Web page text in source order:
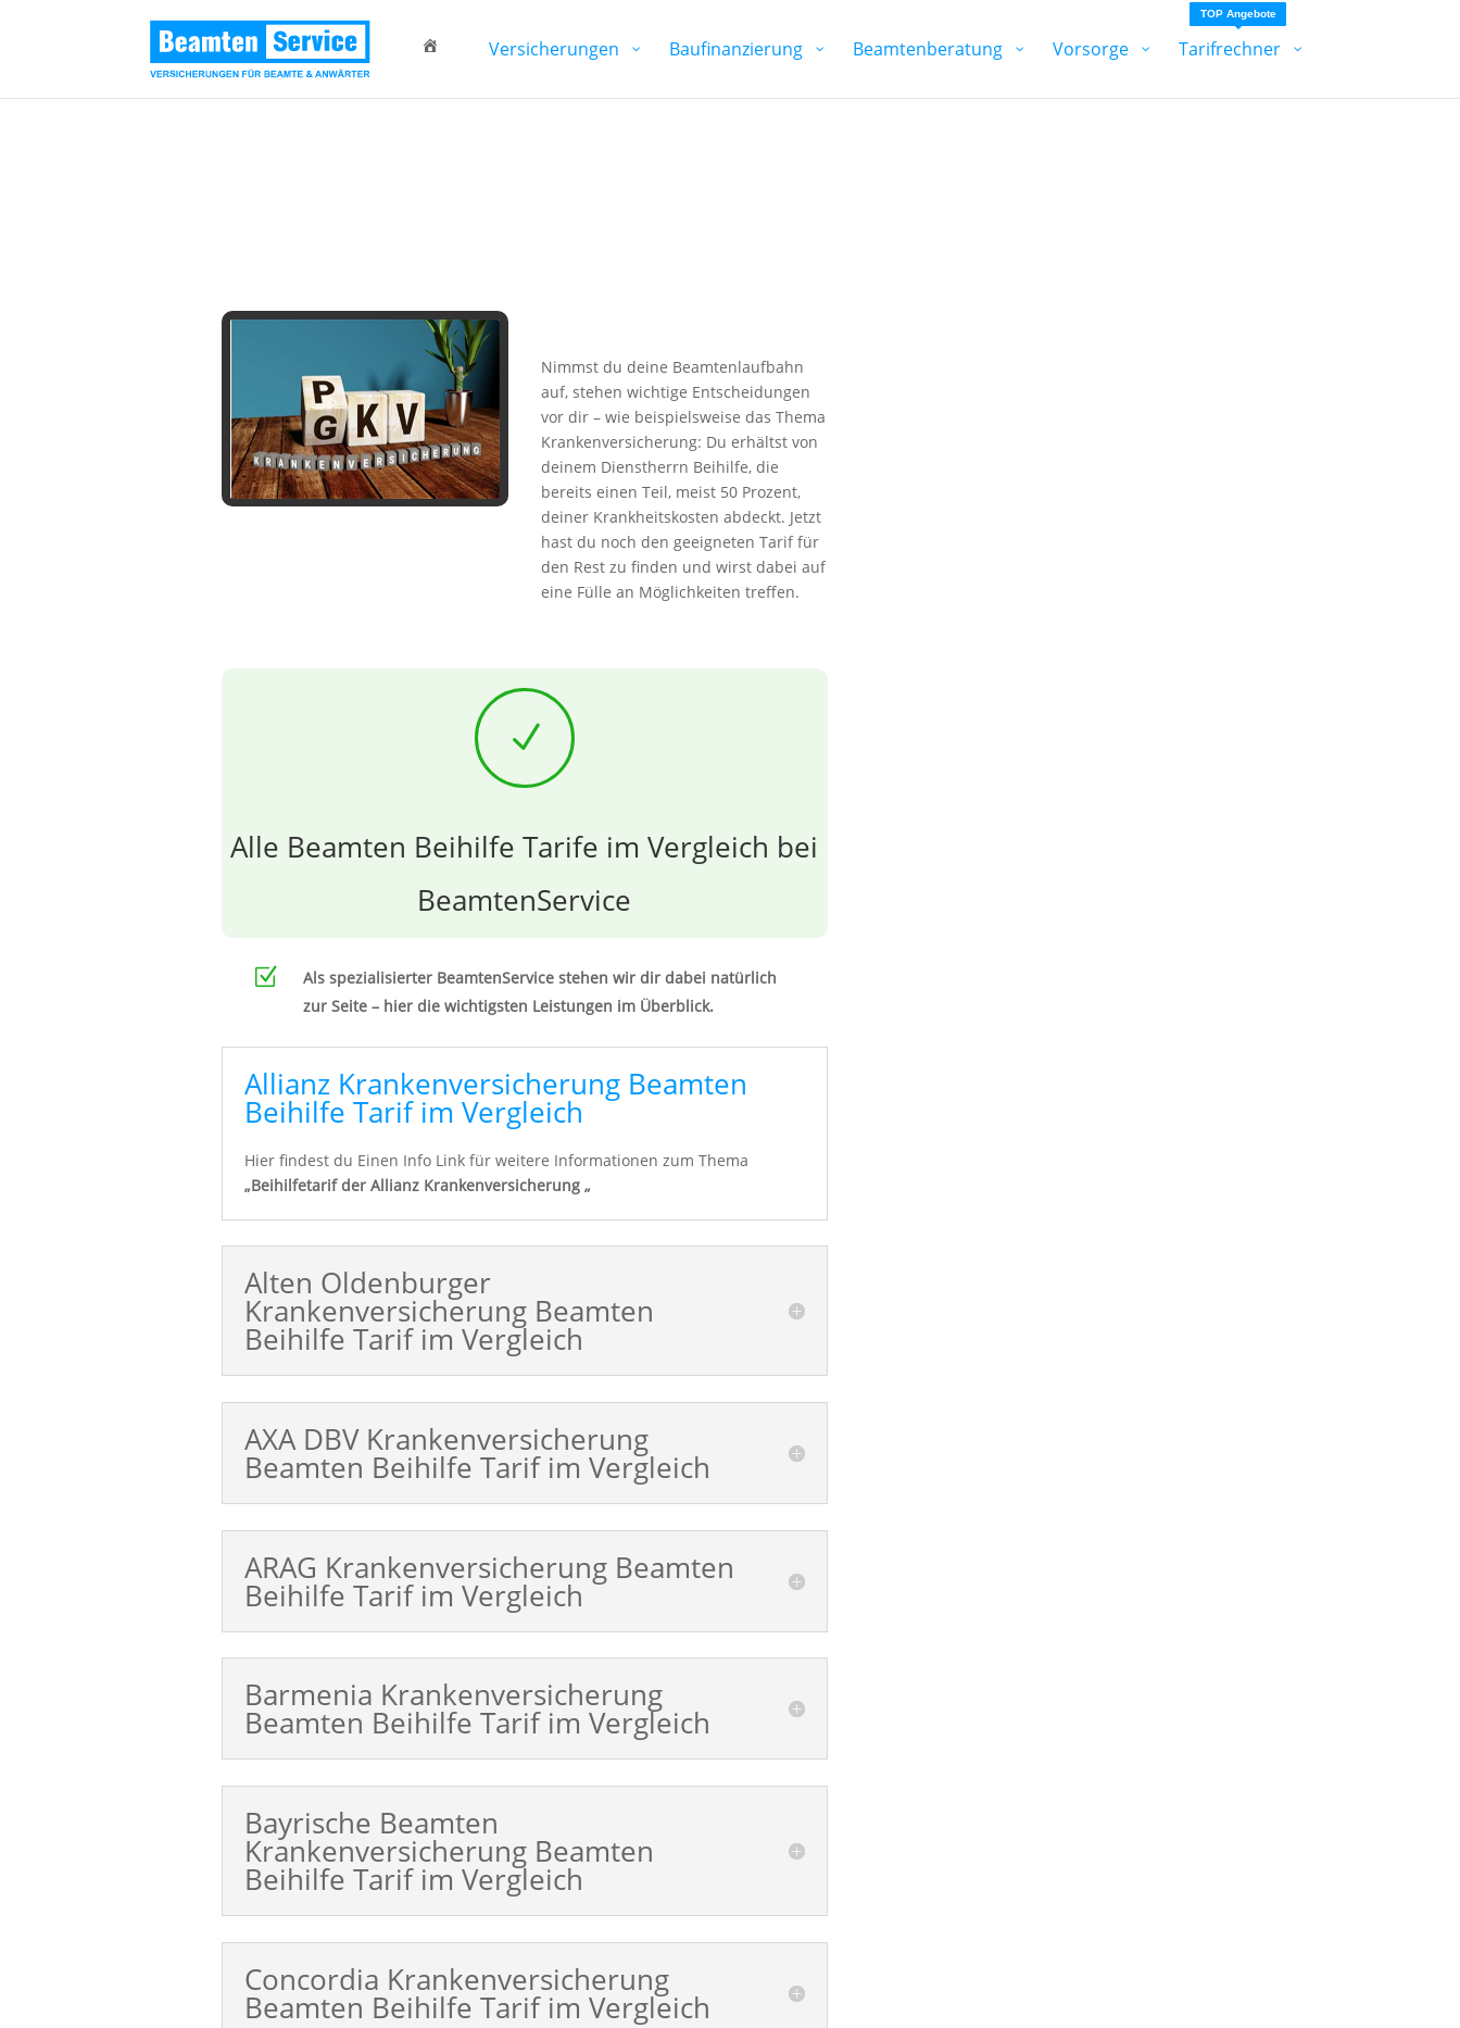
Versicherungen Baufinanzierung Beamtenberatung Vorsorge Tarifrechner
TOP Angebote
Nimmst du deine Beamtenlaufbahn
auf, stehen wichtige Entscheidungen
vor dir – wie beispielsweise das Thema
Krankenversicherung: Du erhältst von
deinem Dienstherrn Beihilfe, die
bereits einen Teil, meist 50 Prozent,
deiner Krankheitskosten abdeckt. Jetzt
hast du noch den geeigneten Tarif für
den Rest zu finden und wirst dabei auf
eine Fülle an Möglichkeiten treffen.
N
Alle Beamten Beihilfe Tarife im Vergleich bei
BeamtenService
Z
Als spezialisierter BeamtenService stehen wir dir dabei natürlich
zur Seite – hier die wichtigsten Leistungen im Überblick.
Allianz Krankenversicherung Beamten
Beihilfe Tarif im Vergleich
Hier findest du Einen Info Link für weitere Informationen zum Thema
„Beihilfetarif der Allianz Krankenversicherung „
Alten Oldenburger
Krankenversicherung Beamten
Beihilfe Tarif im Vergleich
AXA DBV Krankenversicherung
Beamten Beihilfe Tarif im Vergleich
ARAG Krankenversicherung Beamten
Beihilfe Tarif im Vergleich
Barmenia Krankenversicherung
Beamten Beihilfe Tarif im Vergleich
Bayrische Beamten
Krankenversicherung Beamten
Beihilfe Tarif im Vergleich
Concordia Krankenversicherung
Beamten Beihilfe Tarif im Vergleich